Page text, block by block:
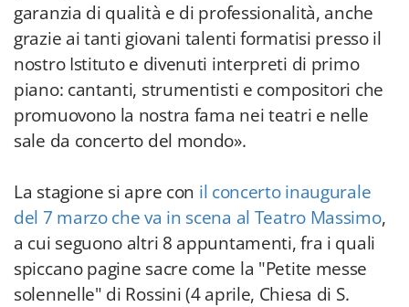
garanzia di qualità e di professionalità, anche
grazie ai tanti giovani talenti formatisi presso il
nostro Istituto e divenuti interpreti di primo
piano: cantanti, strumentisti e compositori che
promuovono la nostra fama nei teatri e nelle
sale da concerto del mondo».
La stagione si apre con il concerto inaugurale
del 7 marzo che va in scena al Teatro Massimo,
a cui seguono altri 8 appuntamenti, fra i quali
spiccano pagine sacre come la "Petite messe
solennelle" di Rossini (4 aprile, Chiesa di S.